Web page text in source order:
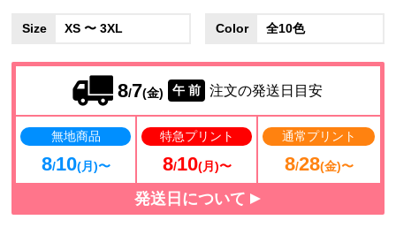
Size XS 〜 3XL Color 全10色
8/7(金) 午 前 注文の発送日目安
無地商品
8/10(月)〜
特急プリント
8/10(月)〜
通常プリント
8/28(金)〜
発送日について